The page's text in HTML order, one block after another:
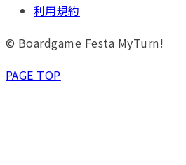
利用規約
© Boardgame Festa MyTurn!
PAGE TOP